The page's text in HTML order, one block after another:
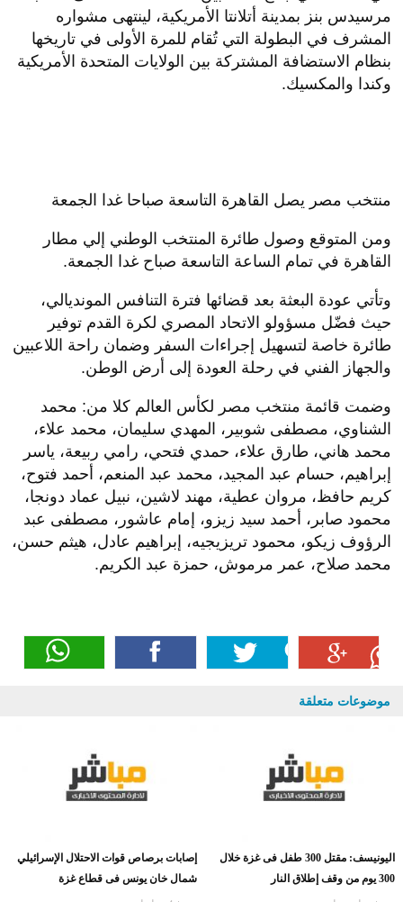
مرسيدس بنز بمدينة أتلانتا الأمريكية، لينتهى مشواره
المشرف في البطولة التي تُقام للمرة الأولى في تاريخها
بنظام الاستضافة المشتركة بين الولايات المتحدة الأمريكية
وكندا والمكسيك.
منتخب مصر يصل القاهرة التاسعة صباحا غدا الجمعة
ومن المتوقع وصول طائرة المنتخب الوطني إلي مطار
القاهرة في تمام الساعة التاسعة صباح غدا الجمعة.
وتأتي عودة البعثة بعد قضائها فترة التنافس المونديالي،
حيث فضّل مسؤولو الاتحاد المصري لكرة القدم توفير
طائرة خاصة لتسهيل إجراءات السفر وضمان راحة اللاعبين
والجهاز الفني في رحلة العودة إلى أرض الوطن.
وضمت قائمة منتخب مصر لكأس العالم كلا من: محمد
الشناوي، مصطفى شوبير، المهدي سليمان، محمد علاء،
محمد هاني، طارق علاء، حمدي فتحي، رامي ربيعة، ياسر
إبراهيم، حسام عبد المجيد، محمد عبد المنعم، أحمد فتوح،
كريم حافظ، مروان عطية، مهند لاشين، نبيل عماد دونجا،
محمود صابر، أحمد سيد زيزو، إمام عاشور، مصطفى عبد
الرؤوف زيكو، محمود تريزيجيه، إبراهيم عادل، هيثم حسن،
محمد صلاح، عمر مرموش، حمزة عبد الكريم.
موضوعات متعلقة
اليونيسف: مقتل 300 طفل فى غزة خلال
300 يوم من وقف إطلاق النار
إصابات برصاص قوات الاحتلال الإسرائيلي
شمال خان يونس فى قطاع غزة